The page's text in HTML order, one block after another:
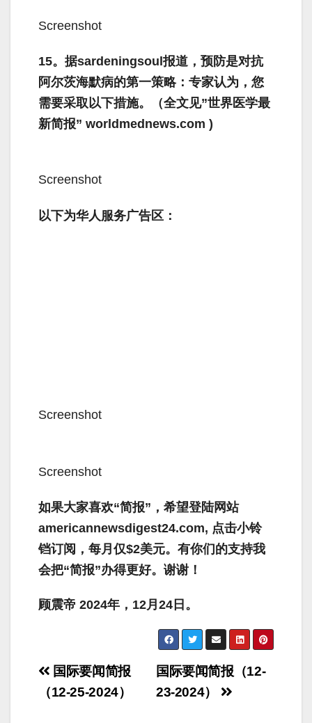
Screenshot
15。据sardeningsoul报道，预防是对抗
阿尔茨海默病的第一策略：专家认为，您
需要采取以下措施。（全文见”世界医学最
新简报” worldmednews.com )
Screenshot
以下为华人服务广告区：
Screenshot
Screenshot
如果大家喜欢“简报”，希望登陆网站
americannewsdigest24.com, 点击小铃
铛订阅，每月仅$2美元。有你们的支持我
会把“简报”办得更好。谢谢！
顾震帝 2024年，12月24日。
Post
navigation
国际要闻简报（12-
23-2024）
国际要闻简报
（12-25-2024）